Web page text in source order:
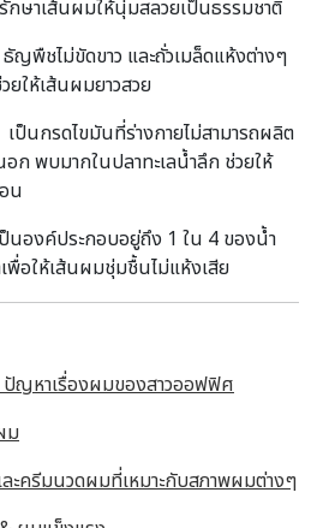
กษาเส้นผมให้นุ่มสลวยเป็นธรรมชาติ
ญพืชไม่ขัดขาว และถั่วเมล็ดแห้งต่างๆ
ยให้เส้นผมยาวสวย
เป็นกรดไขมันที่ร่างกายไม่สามารถผลิต
ก พบมากในปลาทะเลน้ำลึก ช่วยให้
น
นองค์ประกอบอยู่ถึง 1 ใน 4 ของน้ำ
อให้เส้นผมชุ่มชื้นไม่แห้งเสีย
ปัญหาเรื่องผมของสาวออฟฟิศ
ม
ะครีมนวดผมที่เหมาะกับสภาพผมต่างๆ